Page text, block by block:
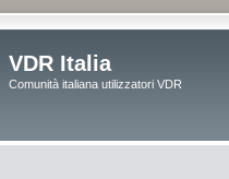
VDR Italia
Comunità italiana utilizzatori VDR